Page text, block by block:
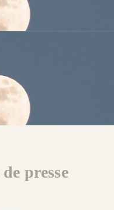
presse